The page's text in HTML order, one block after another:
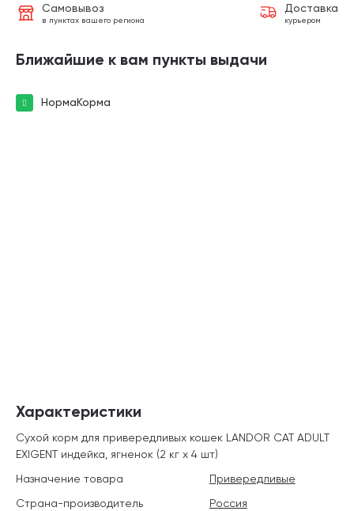
Самовывоз
в пунктах вашего региона
Доставка
курьером
Ближайшие к вам пункты выдачи
НормаКорма
Характеристики
Сухой корм для привередливых кошек LANDOR CAT ADULT
EXIGENT индейка, ягненок (2 кг х 4 шт)
Назначение товара
Привередливые
Страна-производитель
Россия